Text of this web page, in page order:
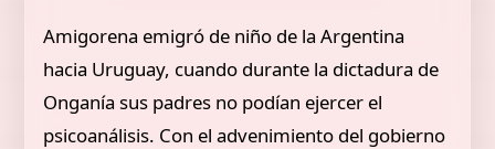
Amigorena emigró de niño de la Argentina
hacia Uruguay, cuando durante la dictadura de
Onganía sus padres no podían ejercer el
psicoanálisis. Con el advenimiento del gobierno